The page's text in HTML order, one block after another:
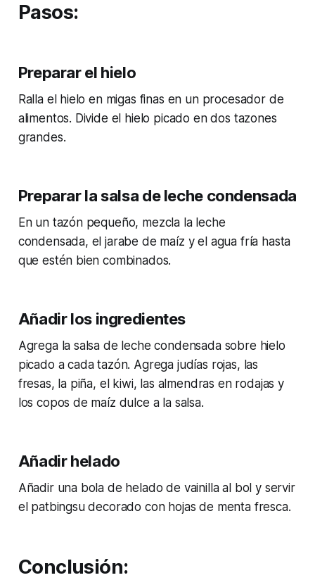
Pasos:
Preparar el hielo
Ralla el hielo en migas finas en un procesador de
alimentos. Divide el hielo picado en dos tazones
grandes.
Preparar la salsa de leche condensada
En un tazón pequeño, mezcla la leche
condensada, el jarabe de maíz y el agua fría hasta
que estén bien combinados.
Añadir los ingredientes
Agrega la salsa de leche condensada sobre hielo
picado a cada tazón. Agrega judías rojas, las
fresas, la piña, el kiwi, las almendras en rodajas y
los copos de maíz dulce a la salsa.
Añadir helado
Añadir una bola de helado de vainilla al bol y servir
el patbingsu decorado con hojas de menta fresca.
Conclusión: